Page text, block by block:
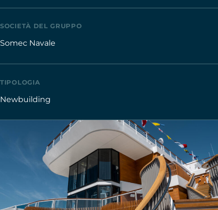
SOCIETÀ DEL GRUPPO
Somec Navale
TIPOLOGIA
Newbuilding